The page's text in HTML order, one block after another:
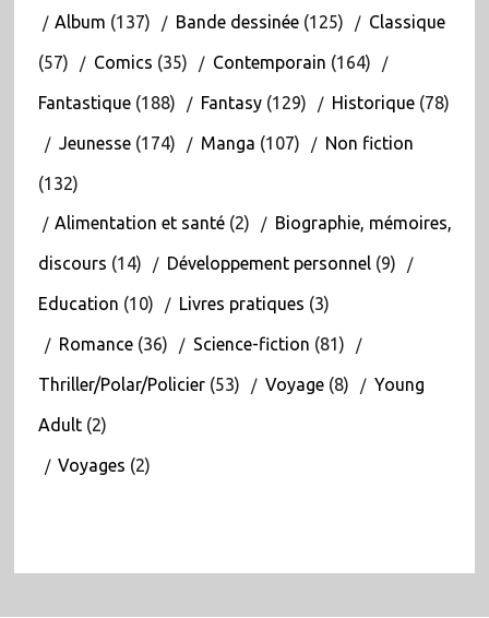
Album (137) Bande dessinée(125) Classique
(57) Comics (35) Contemporain (164)
Fantastique(188) Fantasy(129) Historique(78)
Jeunesse(174) Manga (107) Non fiction
(132)
Alimentation et santé(2) Biographie, mémoires,
discours (14) Développement personnel(9)
Education (10) Livres pratiques (3)
Romance(36) Science-fiction (81)
Thriller/Polar/Policier(53) Voyage(8) Young
Adult(2)
Voyages (2)